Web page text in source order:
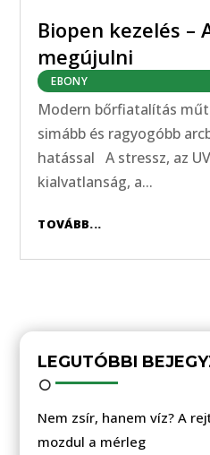
Biopen kezelés –
megújulni
EBONY
Modern bőrfiatalítás
simább és ragyogóbb
hatással A stressz, az
kialvatlanság, a...
TOVÁBB...
LEGUTÓBBI
Nem zsír, hanem víz? A
mozdul a mérleg